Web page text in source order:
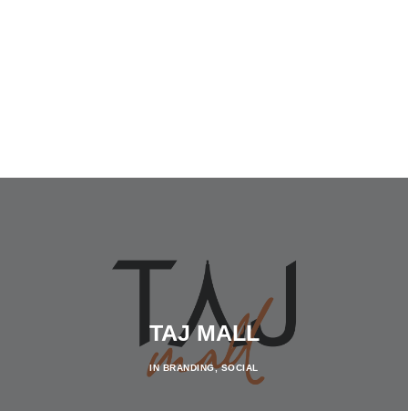
TAJ MALL
INBRANDING,SOCIAL